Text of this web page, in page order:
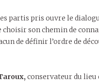
partis pris ouvre le
choisir son chemin de
de définir l’ordre de
conservateur du